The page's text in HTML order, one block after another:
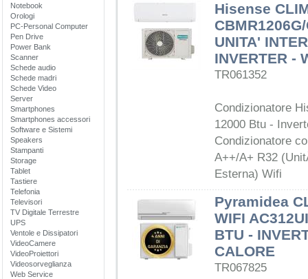
Notebook
Orologi
PC-Personal Computer
Pen Drive
Power Bank
Scanner
Schede audio
Schede madri
Schede Video
Server
Smartphones
Smartphones accessori
Software e Sistemi
Speakers
Stampanti
Storage
Tablet
Tastiere
Telefonia
Televisori
TV Digitale Terrestre
UPS
Ventole e Dissipatori
VideoCamere
VideoProiettori
Videosorveglianza
Web Service
Hisense
UNITA'
INVERTER -
TR061352
Condizionatore
12000 Btu -
Condizionatore
A++/A+ R32
Esterna) Wifi
Pyramidea
WIFI
BTU -
CALORE
TR067825